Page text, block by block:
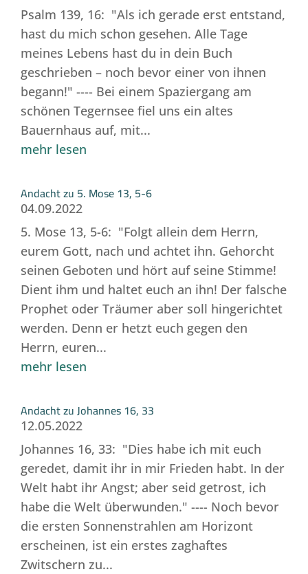
Psalm 139, 16: "Als ich gerade erst entstand,
hast du mich schon gesehen. Alle Tage
meines Lebens hast du in dein Buch
geschrieben – noch bevor einer von ihnen
begann!" ---- Bei einem Spaziergang am
schönen Tegernsee fiel uns ein altes
Bauernhaus auf, mit...
mehr lesen
Andacht zu 5. Mose 13, 5-6
04.09.2022
5. Mose 13, 5-6: "Folgt allein dem Herrn,
eurem Gott, nach und achtet ihn. Gehorcht
seinen Geboten und hört auf seine Stimme!
Dient ihm und haltet euch an ihn! Der falsche
Prophet oder Träumer aber soll hingerichtet
werden. Denn er hetzt euch gegen den
Herrn, euren...
mehr lesen
Andacht zu Johannes 16, 33
12.05.2022
Johannes 16, 33: "Dies habe ich mit euch
geredet, damit ihr in mir Frieden habt. In der
Welt habt ihr Angst; aber seid getrost, ich
habe die Welt überwunden." ---- Noch bevor
die ersten Sonnenstrahlen am Horizont
erscheinen, ist ein erstes zaghaftes
Zwitschern zu...